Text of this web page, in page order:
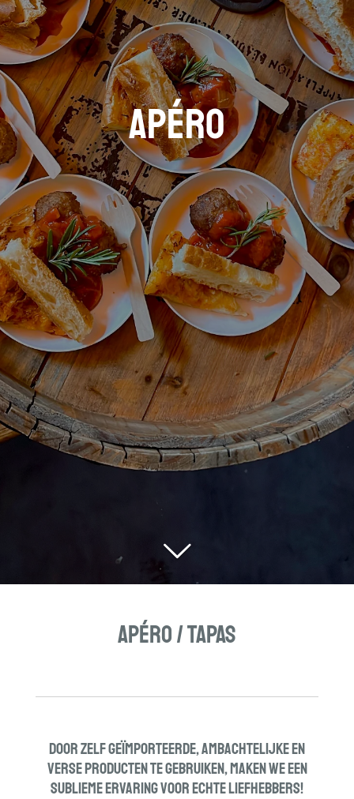
apéro
Apéro / Tapas
Door zelf geïmporteerde, ambachtelijke en
verse producten te gebruiken, maken we een
sublieme ervaring voor echte liefhebbers!